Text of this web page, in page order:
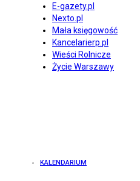
E-gazety.pl
Nexto.pl
Mała księgowość
Kancelarierp.pl
Wieści Rolnicze
Życie Warszawy
KALENDARIUM